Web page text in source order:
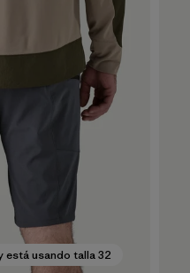
está usando talla 32